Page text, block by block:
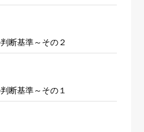
断基準～その２
断基準～その１